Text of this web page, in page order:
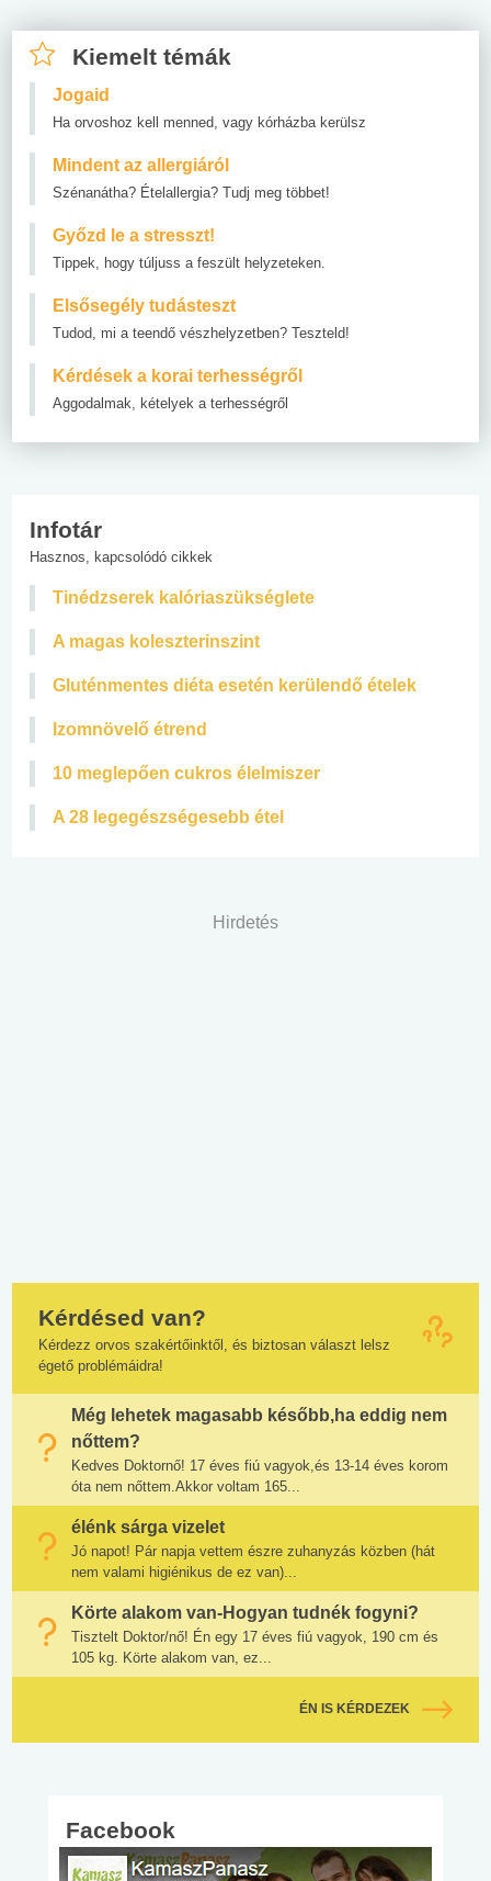
Kiemelt témák
Jogaid
Ha orvoshoz kell menned, vagy kórházba kerülsz
Mindent az allergiáról
Szénanátha? Ételallergia? Tudj meg többet!
Győzd le a stresszt!
Tippek, hogy túljuss a feszült helyzeteken.
Elsősegély tudásteszt
Tudod, mi a teendő vészhelyzetben? Teszteld!
Kérdések a korai terhességről
Aggodalmak, kételyek a terhességről
Infotár
Hasznos, kapcsolódó cikkek
Tinédzserek kalóriaszükséglete
A magas koleszterinszint
Gluténmentes diéta esetén kerülendő ételek
Izomnövelő étrend
10 meglepően cukros élelmiszer
A 28 legegészségesebb étel
Hirdetés
Kérdésed van?
Kérdezz orvos szakértőinktől, és biztosan választ lelsz
égető problémáidra!
Még lehetek magasabb később,ha eddig nem
nőttem?
Kedves Doktornő! 17 éves fiú vagyok,és 13-14 éves korom
óta nem nőttem.Akkor voltam 165...
élénk sárga vizelet
Jó napot! Pár napja vettem észre zuhanyzás közben (hát
nem valami higiénikus de ez van)...
Körte alakom van-Hogyan tudnék fogyni?
Tisztelt Doktor/nő! Én egy 17 éves fiú vagyok, 190 cm és
105 kg. Körte alakom van, ez...
ÉN IS KÉRDEZEK
Facebook